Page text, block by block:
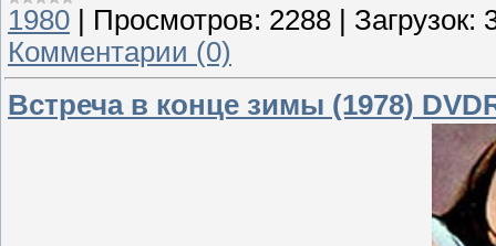
1980
Просмотров: 2288 Загрузок:
Комментарии (0)
Встреча в конце зимы (1978)